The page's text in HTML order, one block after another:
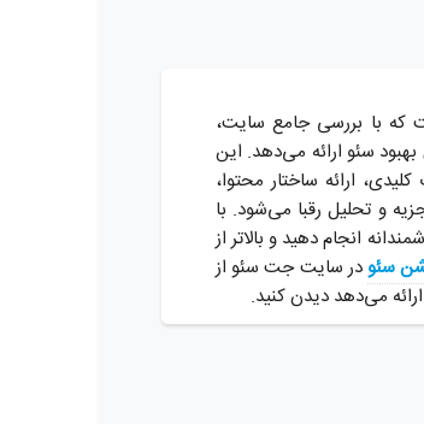
با بررسی جامع سایت،
سئو ارائه می‌دهد. این
ارائه ساختار محتوا،
و تحلیل رقبا می‌شود. با
انجام دهید و بالاتر از
سئودر سایت جت سئو از
می‌دهد دیدن کنید.